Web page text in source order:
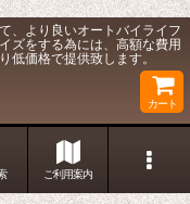
、より良いオートバイライフ
ズをする為には、高額な費用
低価格で提供致します。
カート
ご利用案内